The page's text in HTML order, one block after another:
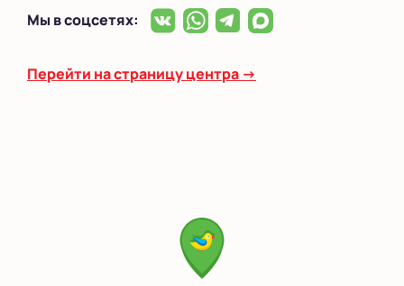
Мы в соцсетях:
Перейти на страницу центра →